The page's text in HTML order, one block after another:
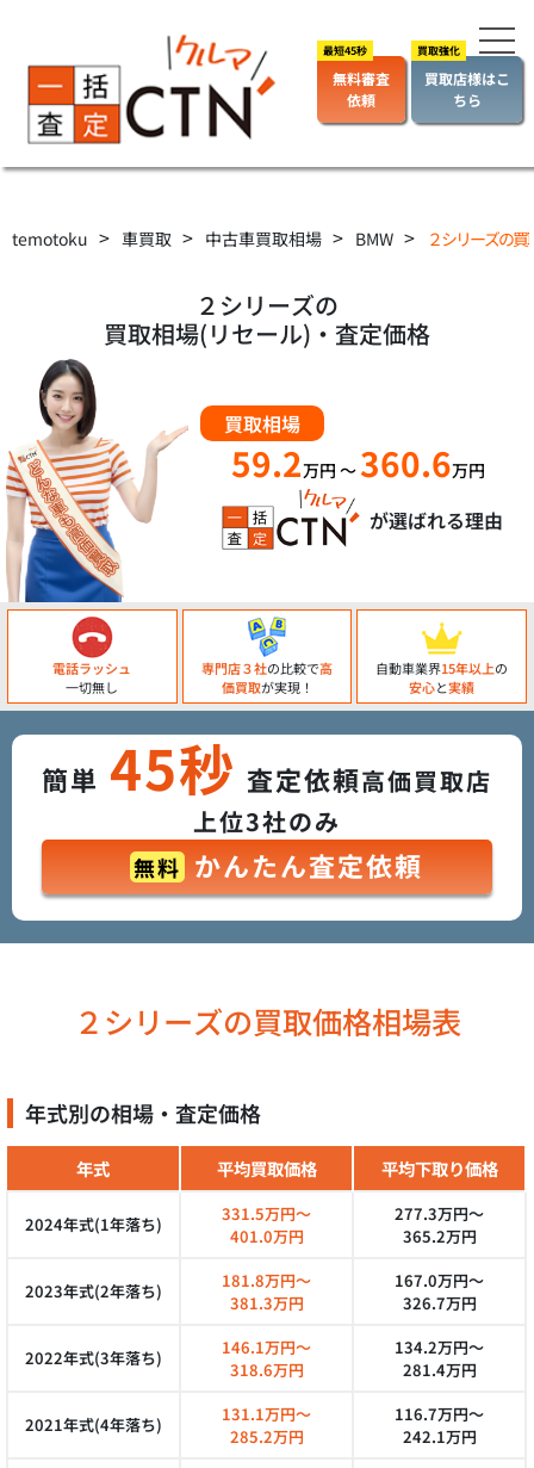
無料審査
依頼
買取店様はこ
ちら
temotoku > 車買取 > 中古車買取相場 > BMW > ２シリーズの買
２シリーズの
買取相場(リセール)・査定価格
買取相場
59.2万円 ～ 360.6万円
が選ばれる理由
電話ラッシュ
一切無し
専門店３社の比較で高
価買取が実現！
自動車業界15年以上の
安心と実績
簡単 45秒 査定依頼高価買取店
上位3社のみ
無料 かんたん査定依頼
２シリーズの買取価格相場表
年式別の相場・査定価格
年式 平均買取価格 平均下取り価格
2024年式(1年落ち)
331.5万円～
401.0万円
277.3万円～
365.2万円
2023年式(2年落ち)
181.8万円～
381.3万円
167.0万円～
326.7万円
2022年式(3年落ち)
146.1万円～
318.6万円
134.2万円～
281.4万円
2021年式(4年落ち)
131.1万円～
285.2万円
116.7万円～
242.1万円